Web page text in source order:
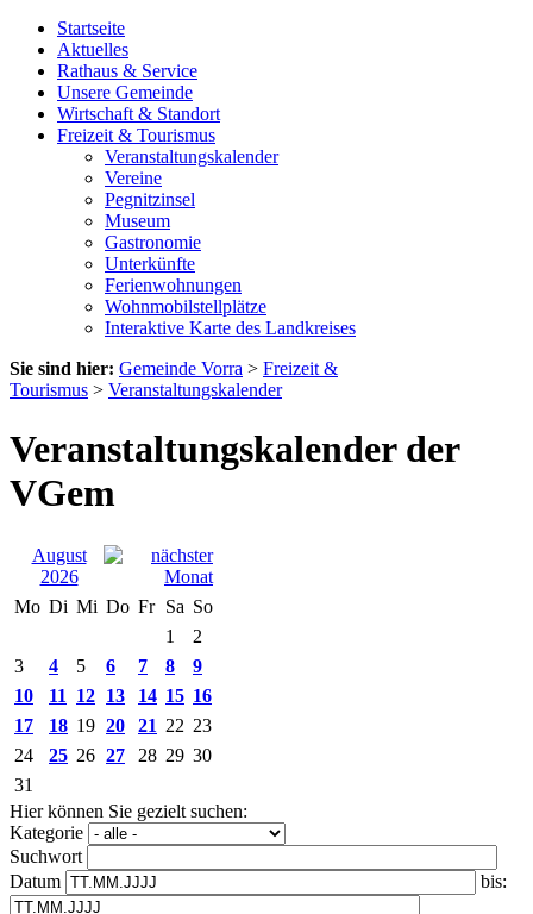
Startseite
Aktuelles
Rathaus & Service
Unsere Gemeinde
Wirtschaft & Standort
Freizeit & Tourismus
Veranstaltungskalender
Vereine
Pegnitzinsel
Museum
Gastronomie
Unterkünfte
Ferienwohnungen
Wohnmobilstellplätze
Interaktive Karte des Landkreises
Sie sind hier: Gemeinde Vorra > Freizeit &
Tourismus > Veranstaltungskalender
Veranstaltungskalender der
VGem
August
2026
Mo Di Mi Do Fr Sa So
1
2
3
4 5 6 7 8
9
10
11 12 13 14 15 16
17
18 19 20 21 22 23
24
25 26 27 28 29 30
31
Hier können Sie gezielt suchen:
Kategorie
Suchwort
Datum
bis: